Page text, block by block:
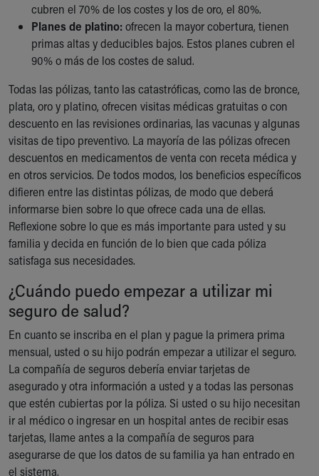
cubren el 70% de los costes y los de oro, el 80%.
Planes de platino:ofrecen la mayor cobertura, tienen
primas altas y deducibles bajos. Estos planes cubren el
90% o más de los costes de salud.
Todas las pólizas, tanto las catastróficas, como las de bronce,
plata, oro y platino, ofrecen visitas médicas gratuitas o con
descuento en las revisiones ordinarias, las vacunas y algunas
visitas de tipo preventivo. La mayoría de las pólizas ofrecen
descuentos en medicamentos de venta con receta médica y
en otros servicios. De todos modos, los beneficios específicos
difieren entre las distintas pólizas, de modo que deberá
informarse bien sobre lo que ofrece cada una de ellas.
Reflexione sobre lo que es más importante para usted y su
familia y decida en función de lo bien que cada póliza
satisfaga sus necesidades.
¿Cuándo puedo empezar a utilizar mi
seguro de salud?
En cuanto se inscriba en el plan y pague la primera prima
mensual, usted o su hijo podrán empezar a utilizar el seguro.
La compañía de seguros debería enviar tarjetas de
asegurado y otra información a usted y a todas las personas
que estén cubiertas por la póliza. Si usted o su hijo necesitan
ir al médico o ingresar en un hospital antes de recibir esas
tarjetas, llame antes a la compañía de seguros para
asegurarse de que los datos de su familia ya han entrado en
el sistema.